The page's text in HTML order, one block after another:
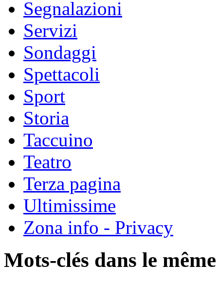
Segnalazioni
Servizi
Sondaggi
Spettacoli
Sport
Storia
Taccuino
Teatro
Terza pagina
Ultimissime
Zona info - Privacy
Mots-clés dans le